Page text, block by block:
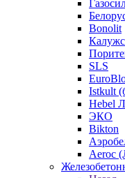
Bonolit
SLS
Istkult
Hebel
ЭКО
Bikton
Aeroc